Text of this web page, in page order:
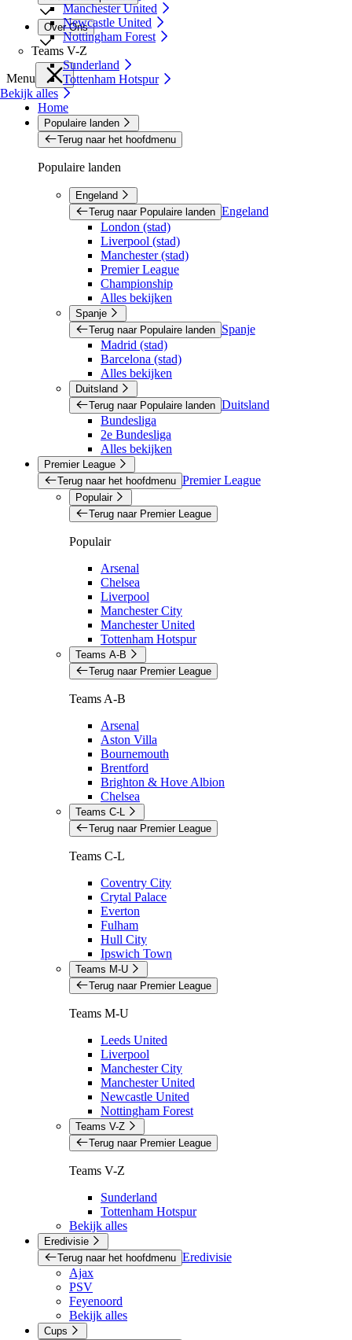
Manchester United
Newcastle United
Nottingham Forest
Teams V-Z
Sunderland
Tottenham Hotspur
Bekijk alles
Over Ons
Menu
Home
Populaire landen
Terug naar het hoofdmenu
Populaire landen
Engeland
Terug naar Populaire landen Engeland
London (stad)
Liverpool (stad)
Manchester (stad)
Premier League
Championship
Alles bekijken
Spanje
Terug naar Populaire landen
Spanje
Madrid (stad)
Barcelona (stad)
Alles bekijken
Duitsland
Terug naar Populaire landen Duitsland
Bundesliga
2e Bundesliga
Alles bekijken
Premier League
Terug naar het hoofdmenu Premier League
Populair
Terug naar Premier League
Populair
Arsenal
Chelsea
Liverpool
Manchester City
Manchester United
Tottenham Hotspur
Teams A-B
Terug naar Premier League
Teams A-B
Arsenal
Aston Villa
Bournemouth
Brentford
Brighton & Hove Albion
Chelsea
Teams C-L
Terug naar Premier League
Teams C-L
Coventry City
Crytal Palace
Everton
Fulham
Hull City
Ipswich Town
Teams M-U
Terug naar Premier League
Teams M-U
Leeds United
Liverpool
Manchester City
Manchester United
Newcastle United
Nottingham Forest
Teams V-Z
Terug naar Premier League
Teams V-Z
Sunderland
Tottenham Hotspur
Bekijk alles
Eredivisie
Terug naar het hoofdmenu Eredivisie
Ajax
PSV
Feyenoord
Bekijk alles
Cups